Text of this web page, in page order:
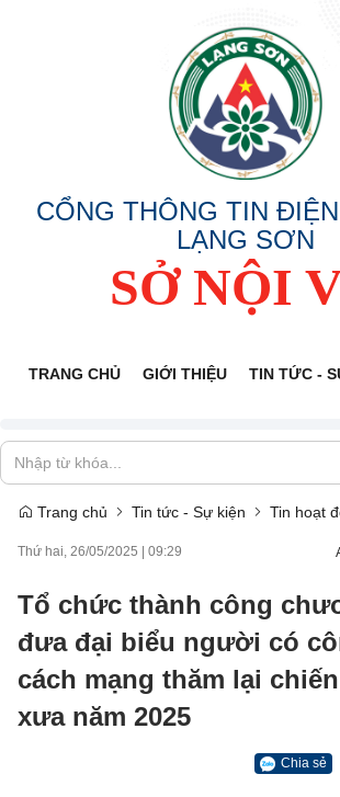
CỔNG THÔNG TIN
LẠNG SƠN
SỞ NỘI
TRANG CHỦ GIỚI THIỆU TIN TỨC -
Trang chủ Tin tức - Sự kiện Tin hoạt
Thứ hai, 26/05/2025 09:29
Tổ chức thành công
đưa đại biểu người có
cách mạng thăm lại
xưa năm 2025
Chia sẻ